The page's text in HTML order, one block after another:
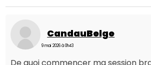
CandauBelge
9 mai 2026 à 0h43